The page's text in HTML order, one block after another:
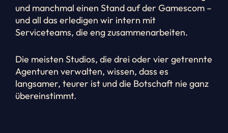
und manchmal einen Stand auf der Gamescom –
und all das erledigen wir intern mit
Serviceteams, die eng zusammenarbeiten.
Die meisten Studios, die drei oder vier getrennte
Agenturen verwalten, wissen, dass es
langsamer, teurer ist und die Botschaft nie ganz
übereinstimmt.